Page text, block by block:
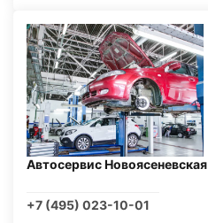
Автосервис Новоясеневская
+7 (495) 023-10-01